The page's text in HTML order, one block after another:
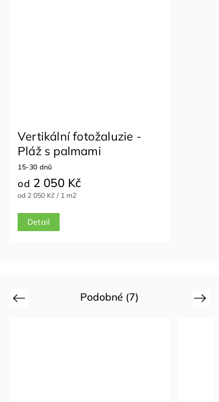
Vertikální fotožaluzie -
Pláž s palmami
15-30 dnů
od 2 050 Kč
od 2 050 Kč / 1 m2
Detail
Podobné (7)
Previous Next